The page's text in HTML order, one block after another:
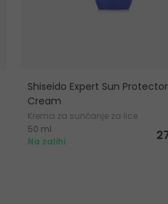
Shiseido Expert Sun Protector
Cream
Krema za sunčanje za lice
50 ml
Na zalihi